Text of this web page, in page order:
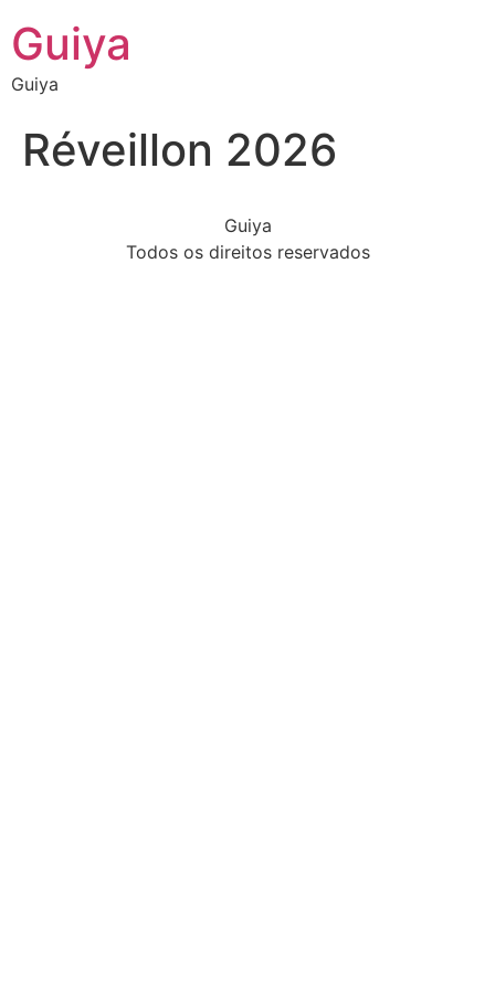
Guiya
Guiya
Réveillon 2026
Guiya
Todos os direitos reservados